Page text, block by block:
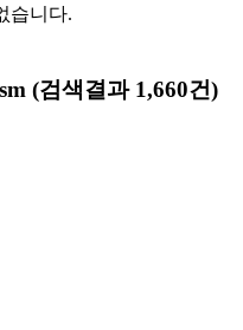
습니다.
(검색결과 1,660건)